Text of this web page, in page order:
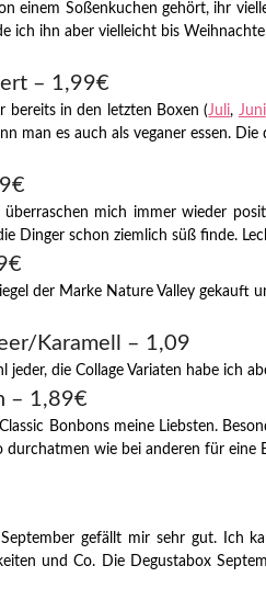
einem Soßenkuchen gehört, ihr
ich ihn aber vielleicht bis
– 1,99€
bereits in den letzten Boxen (Juli, Juni
man es auch als veganer essen.
mich immer wieder
Dinger schon ziemlich süß finde.
der Marke Nature Valley gekauft
Karamell – 1,09
jeder, die Collage Variaten habe ich
– 1,89€
Bonbons meine Liebsten.
wie bei anderen für eine
gefällt mir sehr gut. Ich
und Co. Die Degustabox